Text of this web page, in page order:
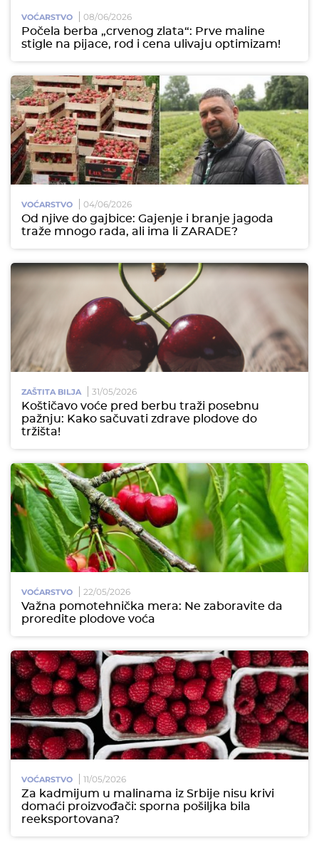
VOĆARSTVO 08/06/2026
Počela berba „crvenog zlata“: Prve maline
stigle na pijace, rod i cena ulivaju optimizam!
VOĆARSTVO 04/06/2026
Od njive do gajbice: Gajenje i branje jagoda
traže mnogo rada, ali ima li ZARADE?
ZAŠTITA BILJA 31/05/2026
Koštičavo voće pred berbu traži posebnu
pažnju: Kako sačuvati zdrave plodove do
tržišta!
VOĆARSTVO 22/05/2026
Važna pomotehnička mera: Ne zaboravite da
proredite plodove voća
VOĆARSTVO 11/05/2026
Za kadmijum u malinama iz Srbije nisu krivi
domaći proizvođači: sporna pošiljka bila
reeksportovana?